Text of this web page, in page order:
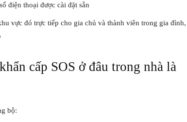
điện thoại được cài đặt sẵn
vực đó trực tiếp cho gia chủ và thành viên trong gia đình,
cấp SOS ở đâu trong nhà là
bộ: